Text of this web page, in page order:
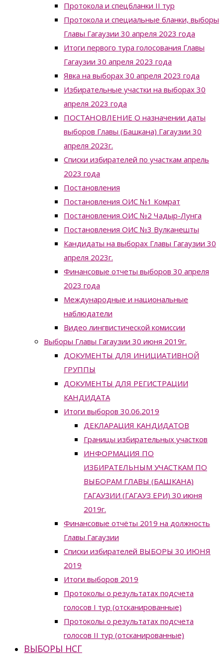
Протокола и спецбланки II тур
Протокола и специальные бланки, выборы
Главы Гагаузии 30 апреля 2023 года
Итоги первого тура голосования Главы
Гагаузии 30 апреля 2023 года
Явка на выборах 30 апреля 2023 года
Избирательные участки на выборах 30
апреля 2023 года
ПОСТАНОВЛЕНИЕ О назначении даты
выборов Главы (Башкана) Гагаузии 30
апреля 2023г.
Списки избирателей по участкам апрель
2023 года
Постановления
Постановления ОИС №1 Комрат
Постановления ОИС №2 Чадыр-Лунга
Постановления ОИС №3 Вулканешты
Кандидаты на выборах Главы Гагаузии 30
апреля 2023г.
Финансовые отчеты выборов 30 апреля
2023 года
Международные и национальные
наблюдатели
Видео лингвистической комиссии
Выборы Главы Гагаузии 30 июня 2019г.
ДОКУМЕНТЫ ДЛЯ ИНИЦИАТИВНОЙ
ГРУППЫ
ДОКУМЕНТЫ ДЛЯ РЕГИСТРАЦИИ
КАНДИДАТА
Итоги выборов 30.06.2019
ДЕКЛАРАЦИЯ КАНДИДАТОВ
Границы избирательных участков
ИНФОРМАЦИЯ ПО
ИЗБИРАТЕЛЬНЫМ УЧАСТКАМ ПО
ВЫБОРАМ ГЛАВЫ (БАШКАНА)
ГАГАУЗИИ (ГАГАУЗ ЕРИ) 30 июня
2019г.
Финансовые отчёты 2019 на должность
Главы Гагаузии
Списки избирателей ВЫБОРЫ 30 ИЮНЯ
2019
Итоги выборов 2019
Протоколы о результатах подсчета
голосов I тур (отсканированные)
Протоколы о результатах подсчета
голосов II тур (отсканированные)
ВЫБОРЫ НСГ